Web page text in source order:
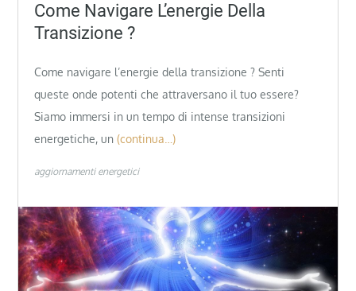
Come Navigare L’energie Della
Transizione ?
Come navigare l’energie della transizione ? Senti
queste onde potenti che attraversano il tuo essere?
Siamo immersi in un tempo di intense transizioni
energetiche, un (continua…)
aggiornamenti energetici